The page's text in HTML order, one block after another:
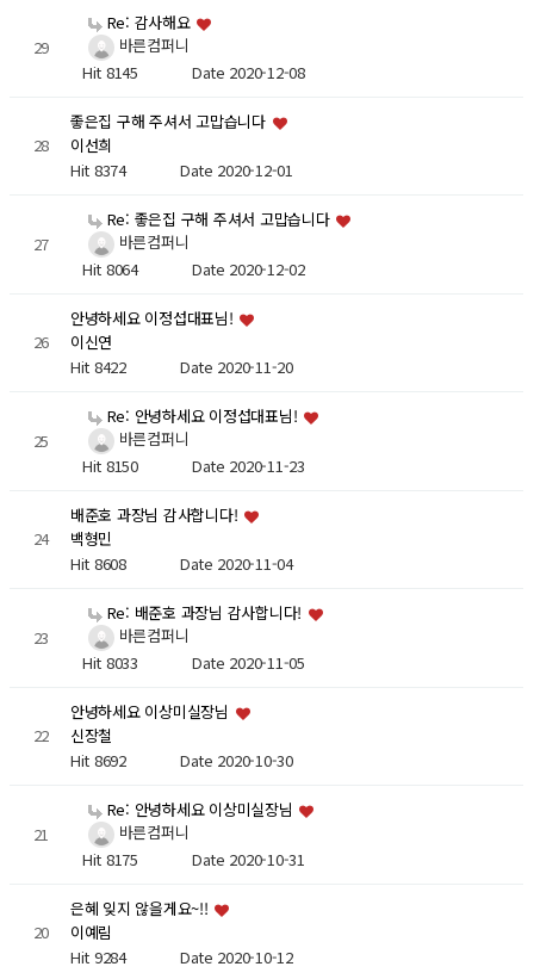
29
Re: 감사해요
바른컴퍼니
Hit 8145 Date 2020-12-08
28
좋은집 구해 주셔서 고맙습니다
이선희
Hit 8374 Date 2020-12-01
27
Re: 좋은집 구해 주셔서 고맙습니다
바른컴퍼니
Hit 8064 Date 2020-12-02
26
안녕하세요 이정섭대표님!
이신연
Hit 8422 Date 2020-11-20
25
Re: 안녕하세요 이정섭대표님!
바른컴퍼니
Hit 8150 Date 2020-11-23
24
배준호 과장님 감사합니다!
백형민
Hit 8608 Date 2020-11-04
23
Re: 배준호 과장님 감사합니다!
바른컴퍼니
Hit 8033 Date 2020-11-05
22
안녕하세요 이상미실장님
신장철
Hit 8692 Date 2020-10-30
21
Re: 안녕하세요 이상미실장님
바른컴퍼니
Hit 8175 Date 2020-10-31
20
은혜 잊지 않을게요~!!
이예림
Hit 9284 Date 2020-10-12